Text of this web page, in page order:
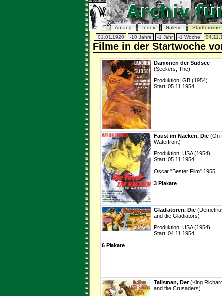
Anfang Index Galerie
Starttermine
01.01.1920
-10 Jahre -1 Jahr -1 Woche
Filme in der Startwoche
Dämonen der Südsee
(Seekers, The)
Produktion: GB (1954)
Start: 05.11.1954
Faust im Nacken, Die (On
Waterfront)
Produktion: USA (1954)
Start: 05.11.1954
Oscar "Bester Film" 1955
3 Plakate
Gladiatoren, Die
and the Gladiators)
Produktion: USA (1954)
Start: 04.11.1954
6 Plakate
Talisman, Der(King
and the Crusaders)